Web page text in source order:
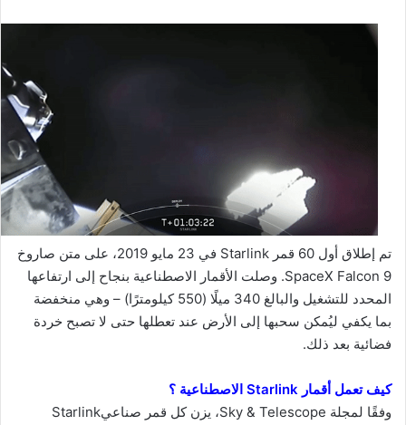
تم إطلاق أول 60 قمر Starlink في 23 مايو 2019، على متن صاروخ
SpaceX Falcon 9. وصلت الأقمار الاصطناعية بنجاح إلى ارتفاعها
المحدد للتشغيل والبالغ 340 ميلًا (550 كيلومترًا) – وهي منخفضة
بما يكفي ليُمكن سحبها إلى الأرض عند تعطلها حتى لا تصبح خردة
فضائية بعد ذلك.
كيف تعمل أقمار Starlink الاصطناعية ؟